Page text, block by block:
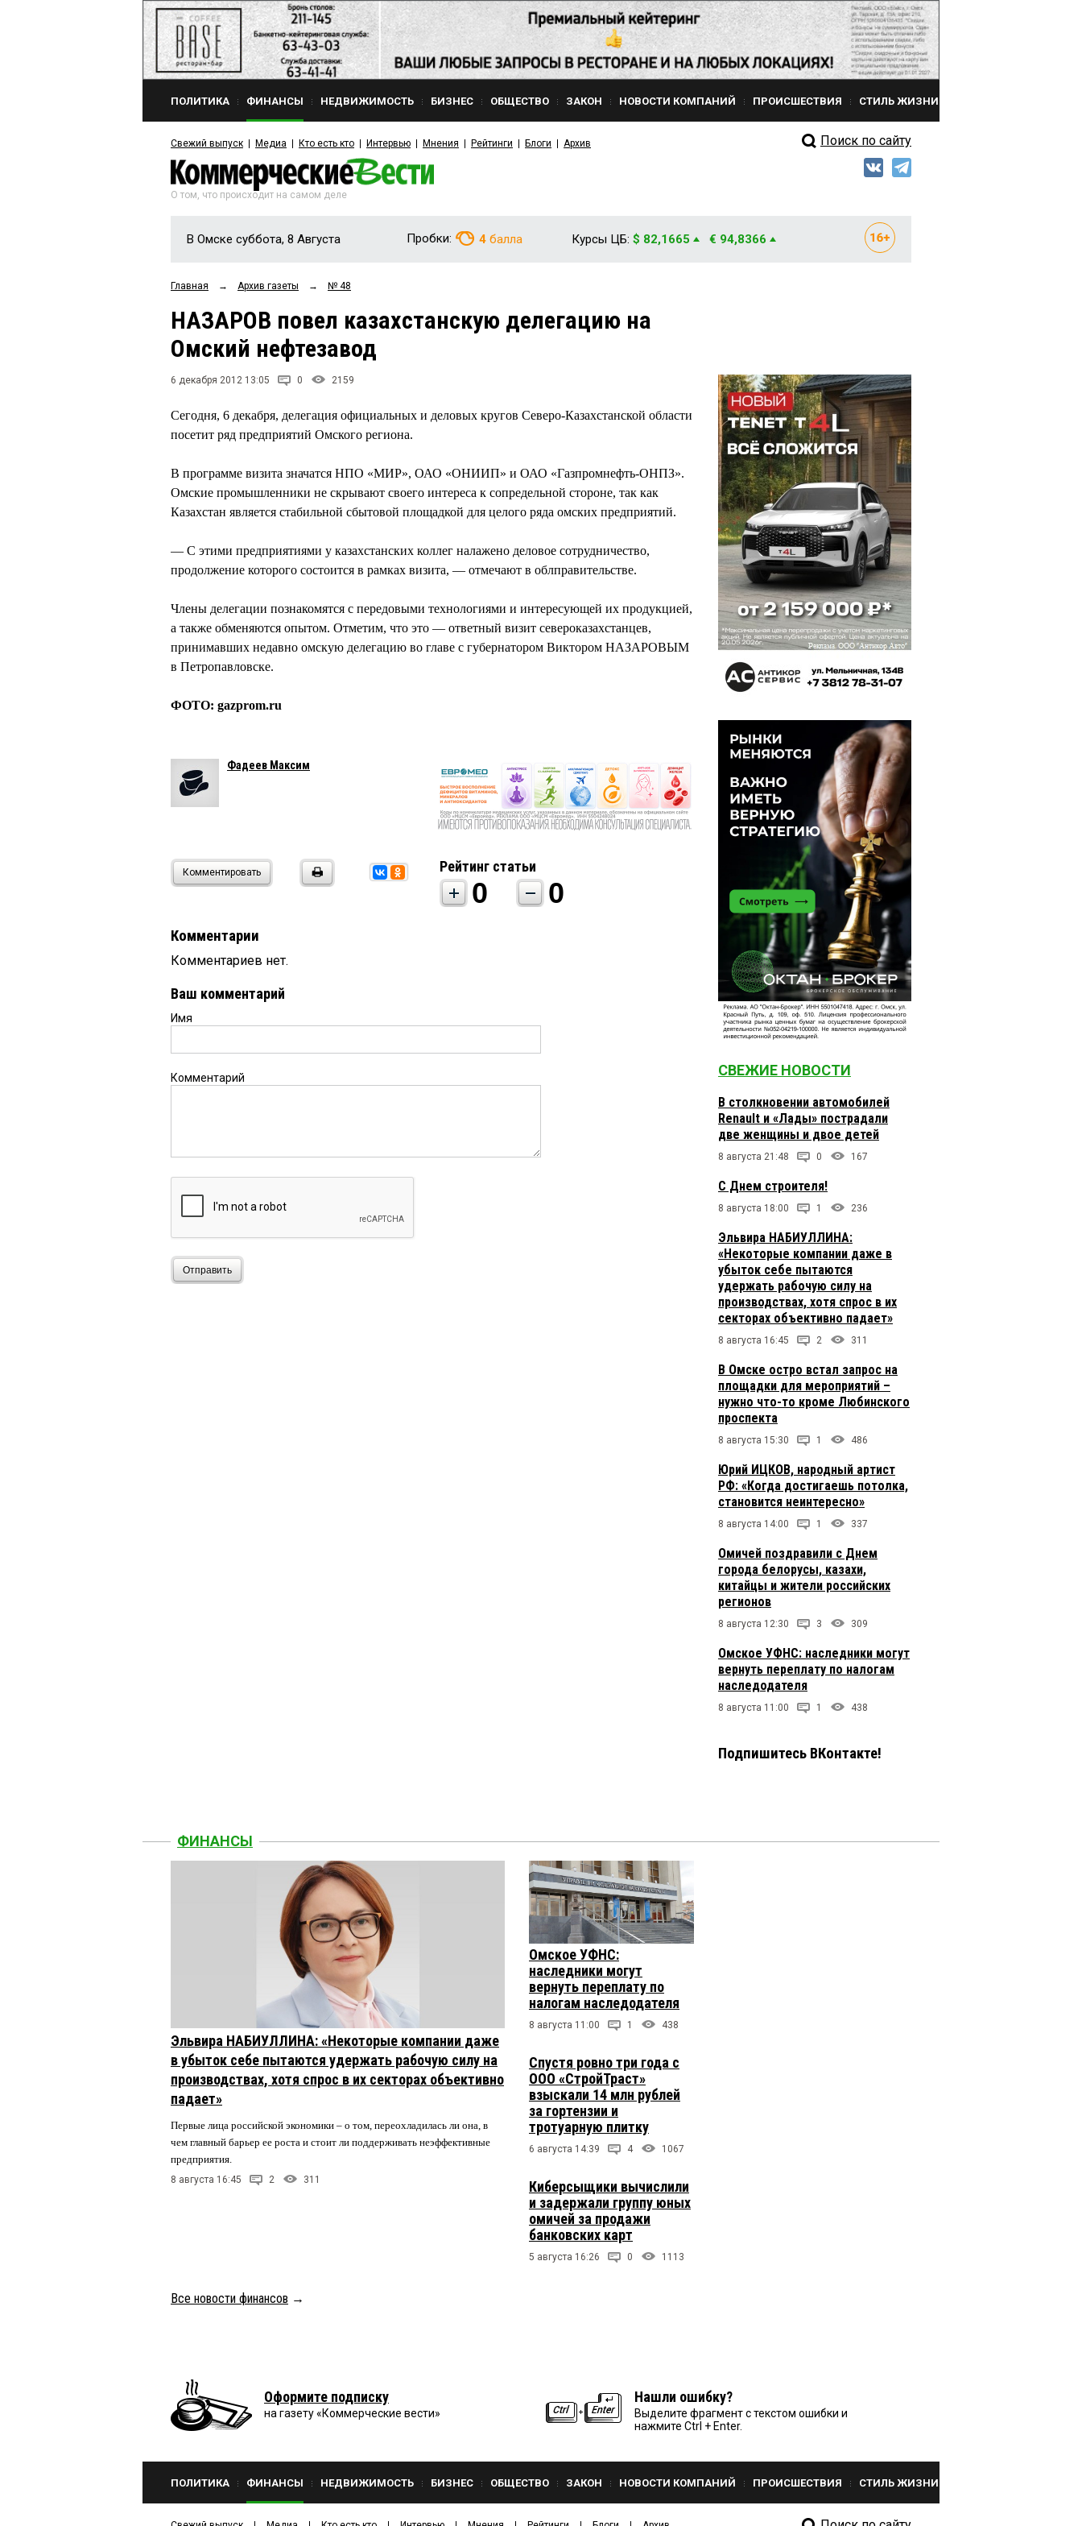
ПОЛИТИКА ФИНАНСЫ НЕДВИЖИМОСТЬ БИЗНЕС ОБЩЕСТВО ЗАКОН НОВОСТИ КОМПАНИЙ ПРОИСШЕСТВИЯ СТИЛЬ ЖИЗНИ
Свежий выпуск Медиа Кто есть кто Интервью Мнения Рейтинги Блоги Архив Поиск по сайту
О том, что происходит на самом деле
В Омске суббота, 8 Августа Пробки: 4 балла Курсы ЦБ: $ 82,1665 € 94,8366
Главная → Архив газеты → № 48
НАЗАРОВ повел казахстанскую делегацию на
Омский нефтезавод
6 декабря 2012 13:05 0 2159
Сегодня, 6 декабря, делегация официальных и деловых кругов Северо-Казахстанской области
посетит ряд предприятий Омского региона.
В программе визита значатся НПО «МИР», ОАО «ОНИИП» и ОАО «Газпромнефть-ОНПЗ».
Омские промышленники не скрывают своего интереса к сопредельной стороне, так как
Казахстан является стабильной сбытовой площадкой для целого ряда омских предприятий.
— С этими предприятиями у казахстанских коллег налажено деловое сотрудничество,
продолжение которого состоится в рамках визита, — отмечают в облправительстве.
Члены делегации познакомятся с передовыми технологиями и интересующей их продукцией,
а также обменяются опытом. Отметим, что это — ответный визит североказахстанцев,
принимавших недавно омскую делегацию во главе с губернатором Виктором НАЗАРОВЫМ
в Петропавловске.
ФОТО: gazprom.ru
Фадеев Максим
Комментировать Рейтинг статьи
0 0
Комментарии
Комментариев нет.
Ваш комментарий
Имя
Комментарий
Отправить
СВЕЖИЕ НОВОСТИ
В столкновении автомобилей
Renault и «Лады» пострадали
две женщины и двое детей
8 августа 21:48 0 167
С Днем строителя!
8 августа 18:00 1 236
Эльвира НАБИУЛЛИНА:
«Некоторые компании даже в
убыток себе пытаются
удержать рабочую силу на
производствах, хотя спрос в их
секторах объективно падает»
8 августа 16:45 2 311
В Омске остро встал запрос на
площадки для мероприятий –
нужно что-то кроме Любинского
проспекта
8 августа 15:30 1 486
Юрий ИЦКОВ, народный артист
РФ: «Когда достигаешь потолка,
становится неинтересно»
8 августа 14:00 1 337
Омичей поздравили с Днем
города белорусы, казахи,
китайцы и жители российских
регионов
8 августа 12:30 3 309
Омское УФНС: наследники могут
вернуть переплату по налогам
наследодателя
8 августа 11:00 1 438
Подпишитесь ВКонтакте!
ФИНАНСЫ
Эльвира НАБИУЛЛИНА: «Некоторые компании даже
в убыток себе пытаются удержать рабочую силу на
производствах, хотя спрос в их секторах объективно
падает»
Первые лица российской экономики – о том, переохладилась ли она, в
чем главный барьер ее роста и стоит ли поддерживать неэффективные
предприятия.
8 августа 16:45 2 311
Омское УФНС:
наследники могут
вернуть переплату по
налогам наследодателя
8 августа 11:00 1 438
Спустя ровно три года с
ООО «СтройТраст»
взыскали 14 млн рублей
за гортензии и
тротуарную плитку
6 августа 14:39 4 1067
Киберсыщики вычислили
и задержали группу юных
омичей за продажи
банковских карт
5 августа 16:26 0 1113
Все новости финансов →
Оформите подписку
на газету «Коммерческие вести»
Нашли ошибку?
Выделите фрагмент с текстом ошибки и
нажмите Ctrl + Enter.
ПОЛИТИКА ФИНАНСЫ НЕДВИЖИМОСТЬ БИЗНЕС ОБЩЕСТВО ЗАКОН НОВОСТИ КОМПАНИЙ ПРОИСШЕСТВИЯ СТИЛЬ ЖИЗНИ